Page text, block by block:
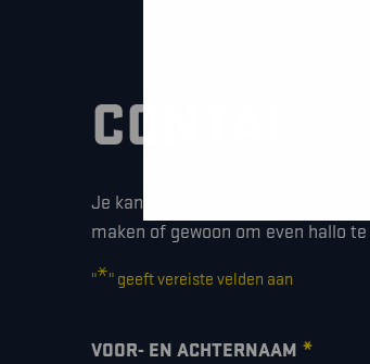
Je kan dit formulier gebruiken om
maken of gewoon om even hallo te
"*" geeft vereiste velden aan
VOOR- EN ACHTERNAAM *